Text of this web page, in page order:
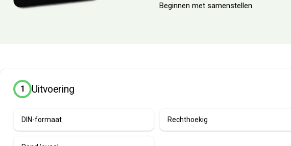
Beginnen met samenstellen
1 Uitvoering
DIN-formaat Rechthoekig